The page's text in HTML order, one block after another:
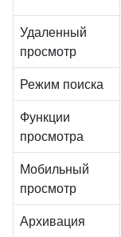
Удаленный
просмотр
Режим поиска
Функции
просмотра
Мобильный
просмотр
Архивация